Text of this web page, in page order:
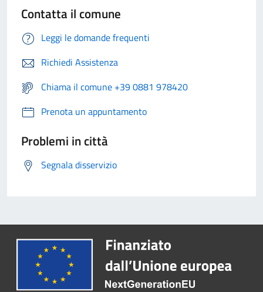
Contatta il comune
Leggi le domande frequenti
Richiedi Assistenza
Chiama il comune +39 0881 978420
Prenota un appuntamento
Problemi in città
Segnala disservizio